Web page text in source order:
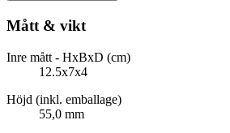
Mått & vikt
Inre mått - HxBxD (cm)
12.5x7x4
Höjd (inkl. emballage)
55,0 mm